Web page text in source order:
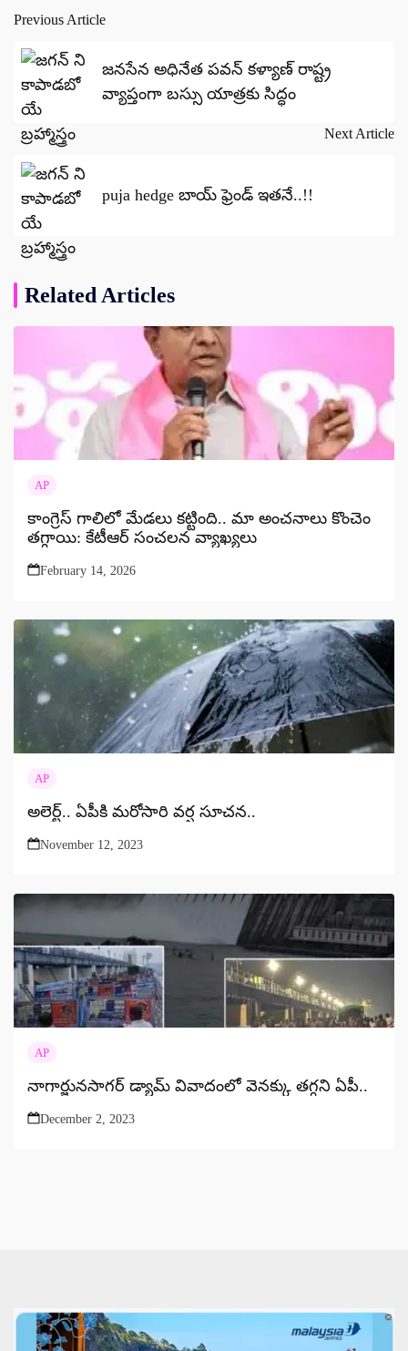
Post
navigation
Previous Article
జనసేన అధినేత పవన్ కళ్యాణ్ రాష్ట్ర
వ్యాప్తంగా బస్సు యాత్రకు సిద్ధం
Next Article
puja hedge బాయ్ ఫ్రెండ్ ఇతనే..!!
Related Articles
AP
కాంగ్రెస్ గాలిలో మేడలు కట్టింది.. మా అంచనాలు కొంచెం
తగ్గాయి: కేటీఆర్ సంచలన వ్యాఖ్యలు
February 14, 2026
AP
అలెర్ట్.. ఏపీకి మరోసారి వర్ష సూచన..
November 12, 2023
AP
నాగార్జునసాగర్ డ్యామ్ వివాదంలో వెనక్కు తగ్గని ఏపీ..
December 2, 2023